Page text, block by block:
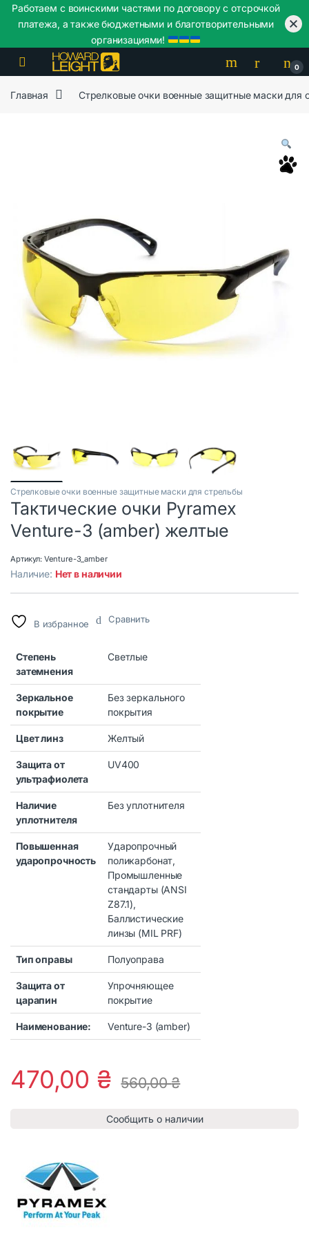
Skip to navigation
Skip to content
0
Главная Стрелковые очки военные защитные маски для
Стрелковые очки военные защитные маски для стрельбы
Тактические очки Pyramex
Venture-3 (amber) желтые
Артикул: Venture-3_amber
Наличие: Нет в наличии
В избранное Сравнить
Степень
затемнения
Светлые
Зеркальное
покрытие
Без зеркального
покрытия
Цвет линз Желтый
Защита от
ультрафиолета
UV400
Наличие
уплотнителя
Без уплотнителя
Повышенная
ударопрочность
Ударопрочный
поликарбонат,
Промышленные
стандарты (ANSI
Z87.1),
Баллистические
линзы (MIL PRF)
Тип оправы Полуоправа
Защита от
царапин
Упрочняющее
покрытие
Наименование: Venture-3 (amber)
470,00 ₴ 560,00₴
Сообщить о наличии
Работаем с воинскими частями по договору с отсрочкой
платежа, а также бюджетными и благотворительными
организациями!